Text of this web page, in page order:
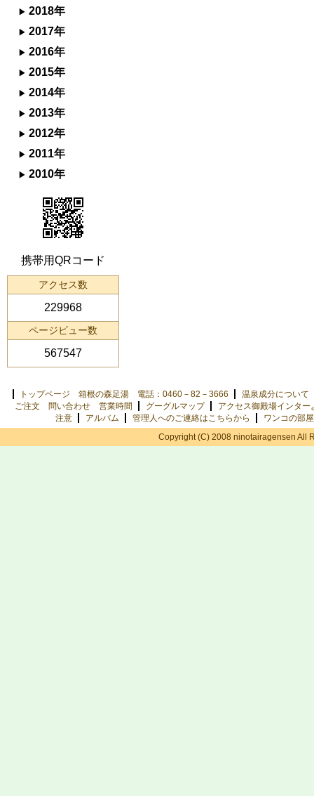
2018年
2017年
2016年
2015年
2014年
2013年
2012年
2011年
2010年
携帯用QRコード
アクセス数
229968
ページビュー数
567547
トップページ 箱根の森足湯 電話：0460－82－3666
温泉成分について
ご注文 問い合わせ 営業時間
グーグルマップ
アクセス御殿場インター
注意
アルバム 管理人へのご連絡はこちらから
ワンコの部屋
Copyright (C) 2008 ninotairagensen All